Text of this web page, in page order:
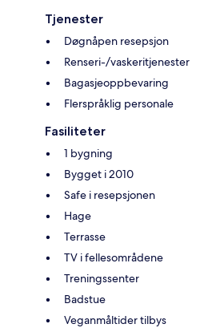
Tjenester
Døgnåpen resepsjon
Renseri-/vaskeritjenester
Bagasjeoppbevaring
Flerspråklig personale
Fasiliteter
1 bygning
Bygget i 2010
Safe i resepsjonen
Hage
Terrasse
TV i fellesområdene
Treningssenter
Badstue
Veganmåltider tilbys